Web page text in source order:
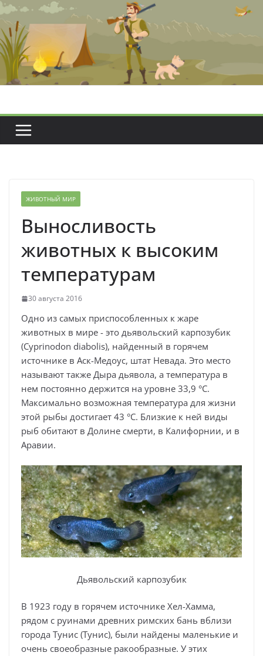
Перейти
содержимому
ЖИВОТНЫЙ МИР
Выносливость
животных к высоким
температурам
30 августа 2016
Одно из самых приспособленных к жаре
животных в мире - это дьявольский карпозубик
(Cyprinodon diabolis), найденный в горячем
источнике в Аск-Медоус, штат Невада. Это место
называют также Дыра дьявола, а температура в
нем постоянно держится на уровне 33,9 °С.
Максимально возможная температура для жизни
этой рыбы достигает 43 °С. Близкие к ней виды
рыб обитают в Долине смерти, в Калифорнии, и в
Аравии.
Дьявольский карпозубик
В 1923 году в горячем источнике Хел-Хамма,
рядом с руинами древних римских бань вблизи
города Тунис (Тунис), были найдены маленькие и
очень своеобразные ракообразные. У этих